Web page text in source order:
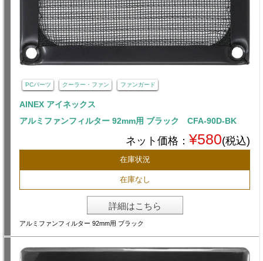
PCパーツ クーラー・ファン ファンガード
AINEX アイネックス
アルミファンフィルター 92mm用 ブラック CFA-90D-BK
ネット価格： ¥580(税込)
在庫状況
在庫なし
詳細はこちら
アルミファンフィルター 92mm用 ブラック